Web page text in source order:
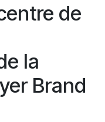
de
la
Brand